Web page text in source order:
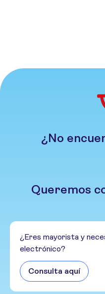
¿No
Queremos
¿Eres mayorista y
electrónico?
Consulta aquí